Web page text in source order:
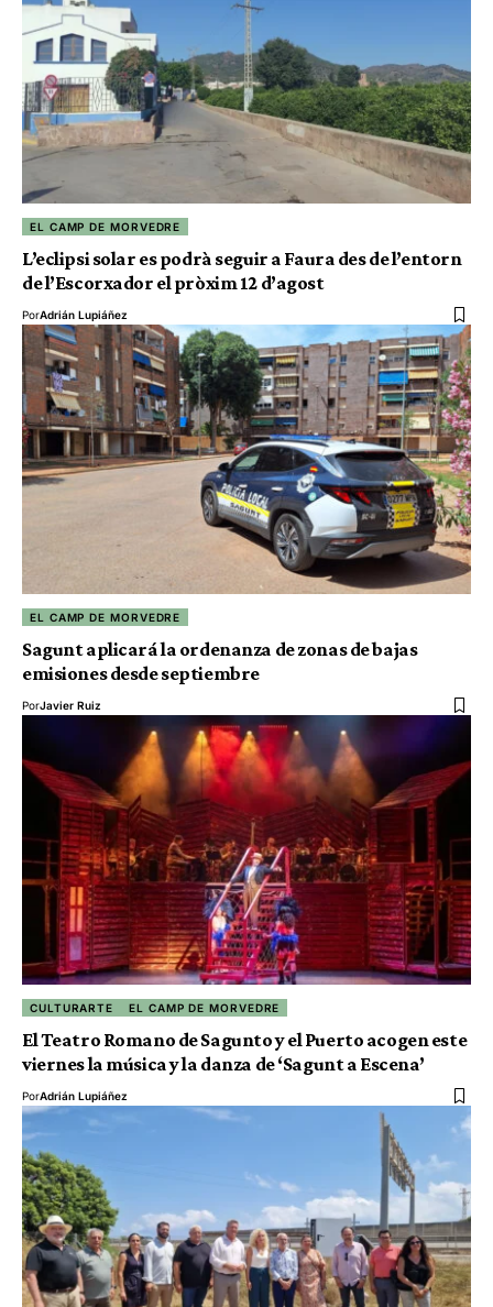
EL CAMP DE MORVEDRE
L’eclipsi solar es podrà seguir a Faura des de l’entorn
de l’Escorxador el pròxim 12 d’agost
PorAdrián Lupiáñez
EL CAMP DE MORVEDRE
Sagunt aplicará la ordenanza de zonas de bajas
emisiones desde septiembre
PorJavier Ruiz
CULTURARTE EL CAMP DE MORVEDRE
El Teatro Romano de Sagunto y el Puerto acogen este
viernes la música y la danza de ‘Sagunt a Escena’
PorAdrián Lupiáñez